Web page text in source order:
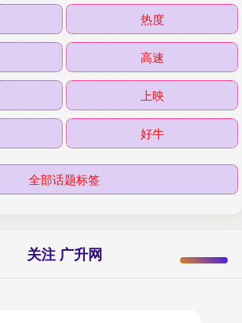
热度
高速
上映
好牛
全部话题标签
关注 广升网